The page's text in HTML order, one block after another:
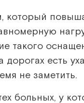
который
такого
дорогах есть
не заметить.
больных, у